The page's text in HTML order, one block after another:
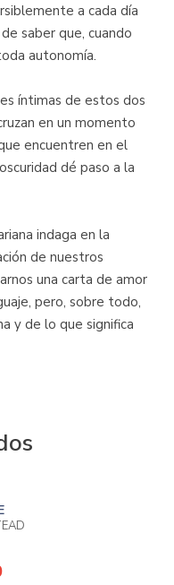
a cada día
saber que, cuando
autonomía.
íntimas de estos dos
en un momento
encuentren en el
dé paso a la
indaga en la
de nuestros
una carta de amor
pero, sobre todo,
y de lo que significa